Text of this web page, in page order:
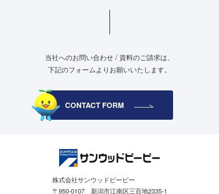
当社へのお問い合わせ / 資料のご請求は、
下記のフォームよりお願いいたします。
CONTACT FORM
株式会社サンウッドビーピー
〒950-0107 新潟市江南区三百地2335-1